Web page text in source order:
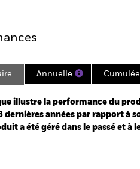
01 00:00:00 to 2026-07-31 00:00:00.
Annuelle Cumulée
illustre la performance du
dernières années par rapport à
a été géré dans le passé et à
2 data series.